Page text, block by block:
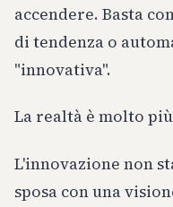
accendere. Basta
di tendenza o
"innovativa".
La realtà è molto
L'innovazione non
sposa con una